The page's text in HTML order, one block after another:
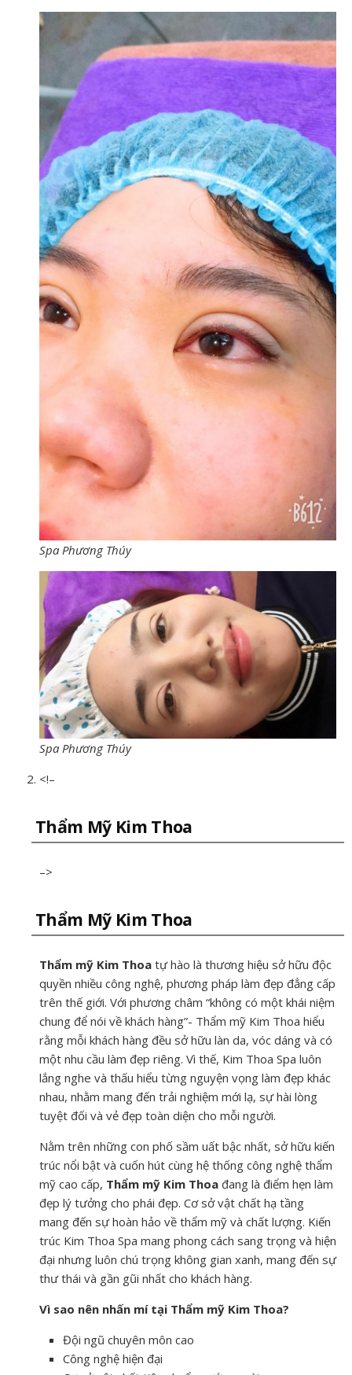
Spa Phương Thúy
Spa Phương Thúy
<!–
Thẩm Mỹ Kim Thoa
–>
Thẩm Mỹ Kim Thoa
Thẩm mỹ Kim Thoa tự hào là thương hiệu sở hữu độc
quyền nhiều công nghệ, phương pháp làm đẹp đẳng cấp
trên thế giới. Với phương châm “không có một khái niệm
chung để nói về khách hàng”- Thẩm mỹ Kim Thoa hiểu
rằng mỗi khách hàng đều sở hữu làn da, vóc dáng và có
một nhu cầu làm đẹp riêng. Vì thế, Kim Thoa Spa luôn
lắng nghe và thấu hiểu từng nguyện vọng làm đẹp khác
nhau, nhằm mang đến trải nghiệm mới lạ, sự hài lòng
tuyệt đối và vẻ đẹp toàn diện cho mỗi người.
Nằm trên những con phố sầm uất bậc nhất, sở hữu kiến
trúc nổi bật và cuốn hút cùng hệ thống công nghệ thẩm
mỹ cao cấp, Thẩm mỹ Kim Thoa đang là điểm hẹn làm
đẹp lý tưởng cho phái đẹp. Cơ sở vật chất hạ tầng
mang đến sự hoàn hảo về thẩm mỹ và chất lượng. Kiến
trúc Kim Thoa Spa mang phong cách sang trọng và hiện
đại nhưng luôn chú trọng không gian xanh, mang đến sự
thư thái và gần gũi nhất cho khách hàng.
Vì sao nên nhấn mí tại Thẩm mỹ Kim Thoa?
Đội ngũ chuyên môn cao
Công nghệ hiện đại